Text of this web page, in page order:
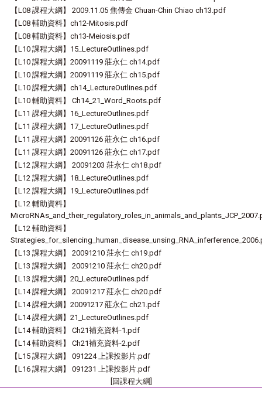
【L08 課程大綱】 2009.11.05 焦傳金 Chuan-Chin Chiao ch13.pdf
【L08 輔助資料】ch12-Mitosis.pdf
【L08 輔助資料】ch13-Meiosis.pdf
【L10 課程大綱】15_LectureOutlines.pdf
【L10 課程大綱】20091119 莊永仁 ch14.pdf
【L10 課程大綱】20091119 莊永仁 ch15.pdf
【L10 課程大綱】ch14_LectureOutlines.pdf
【L10 輔助資料】 Ch14_21_Word_Roots.pdf
【L11 課程大綱】16_LectureOutlines.pdf
【L11 課程大綱】17_LectureOutlines.pdf
【L11 課程大綱】20091126 莊永仁 ch16.pdf
【L11 課程大綱】20091126 莊永仁 ch17.pdf
【L12 課程大綱】 20091203 莊永仁 ch18.pdf
【L12 課程大綱】18_LectureOutlines.pdf
【L12 課程大綱】19_LectureOutlines.pdf
【L12 輔助資料】
【L12 輔助資料】
【L13 課程大綱】 20091210 莊永仁 ch19.pdf
【L13 課程大綱】 20091210 莊永仁 ch20.pdf
【L13 課程大綱】20_LectureOutlines.pdf
【L14 課程大綱】 20091217 莊永仁 ch20.pdf
【L14 課程大綱】20091217 莊永仁 ch21.pdf
【L14 課程大綱】21_LectureOutlines.pdf
【L14 輔助資料】 Ch21補充資料-1.pdf
【L14 輔助資料】 Ch21補充資料-2.pdf
【L15 課程大綱】 091224 上課投影片.pdf
【L16 課程大綱】 091231 上課投影片.pdf
[回課程大綱]